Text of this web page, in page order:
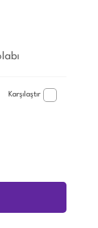
Karşılaştır